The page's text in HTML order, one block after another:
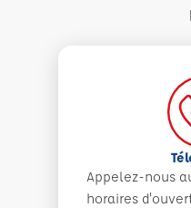
Appelez-nous
horaires